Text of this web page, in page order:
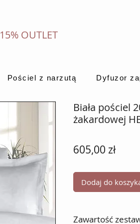
15% OUTLET
Pościel z narzutą Dyfuzor
Biała pościel
żakardowej
605,00 złCena
Dodaj do
Zawartość